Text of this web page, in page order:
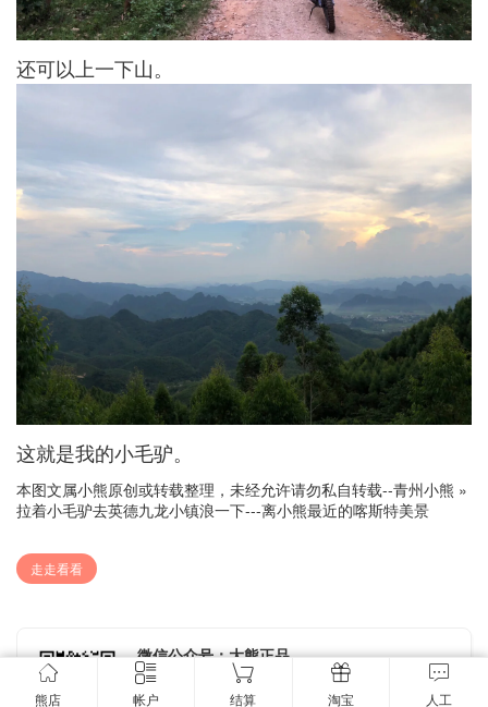
还可以上一下山。
这就是我的小毛驴。
本图文属小熊原创或转载整理，未经允许请勿私自转载--青州小熊 »
拉着小毛驴去英德九龙小镇浪一下---离小熊最近的喀斯特美景
走走看看
微信公众号：大熊正品
关注小熊服务号，小熊第一时间更新到货，分享更多好
玩的东西。
熊店 帐户 结算 淘宝 人工